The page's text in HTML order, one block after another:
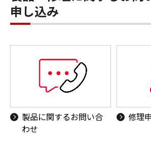
申し込み
製品に関するお問い合
わせ
修理